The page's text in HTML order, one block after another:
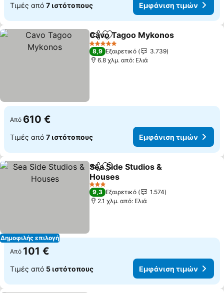
Τιμές από 7 ιστότοπους Εμφάνιση τιμών
Κοινοποίηση
Προσθήκη στα αγαπημένα
Cavo Tagoo Mykonos
5 Αστέρια
8,9 Εξαιρετικό
3.739
6.8 χλμ. από: Ελιά
Από 610 €
Τιμές από 7 ιστότοπους Εμφάνιση τιμών
Δημοφιλής επιλογή
Κοινοποίηση
Προσθήκη στα αγαπημένα
Sea Side Studios &
Houses
3 Αστέρια
9,3 Εξαιρετικό
1.574
2.1 χλμ. από: Ελιά
Από 101 €
Τιμές από 5 ιστότοπους Εμφάνιση τιμών